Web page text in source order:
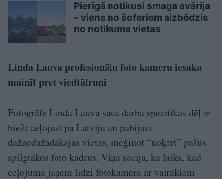
Pierīgā notikusi smaga avārija
– viens no šoferiem aizbēdzis
no notikuma vietas
Linda Lauva profesionālu foto kameru iesaka
mainīt pret viedtālruni
Fotogrāfe Linda Lauva sava darba specifikas dēļ ir
bieži ceļojusi pa Latviju un pabijusi
dažnedažādākajās vietās, mēģinot “noķert” pašus
spilgtākos foto kadrus. Viņa sacīja, ka laiks, kad
ceļojumā jāņem līdzi fotokamera ar vairākiem